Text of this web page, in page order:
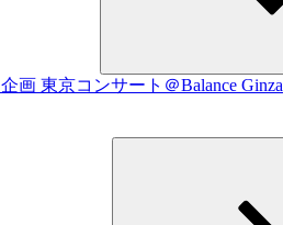
画 東京コンサート＠Balance Ginza